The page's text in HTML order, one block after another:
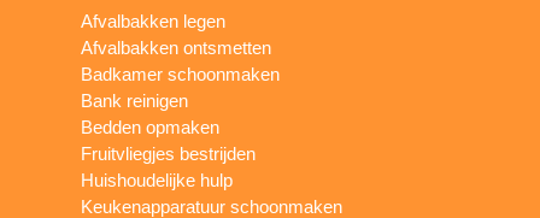
Afvalbakken legen
Afvalbakken ontsmetten
Badkamer schoonmaken
Bank reinigen
Bedden opmaken
Fruitvliegjes bestrijden
Huishoudelijke hulp
Keukenapparatuur schoonmaken